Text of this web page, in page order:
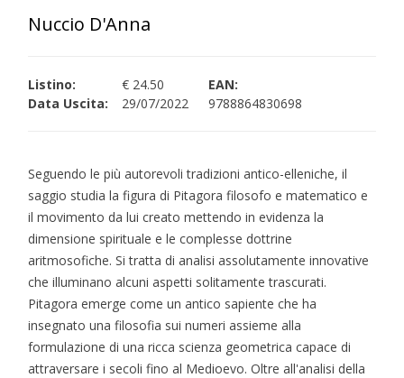
Nuccio D'Anna
Listino:
€ 24.50
Data Uscita:
29/07/2022
EAN:
9788864830698
Seguendo le più autorevoli tradizioni antico-elleniche, il
saggio studia la figura di Pitagora filosofo e matematico e
il movimento da lui creato mettendo in evidenza la
dimensione spirituale e le complesse dottrine
aritmosofiche. Si tratta di analisi assolutamente innovative
che illuminano alcuni aspetti solitamente trascurati.
Pitagora emerge come un antico sapiente che ha
insegnato una filosofia sui numeri assieme alla
formulazione di una ricca scienza geometrica capace di
attraversare i secoli fino al Medioevo. Oltre all'analisi della